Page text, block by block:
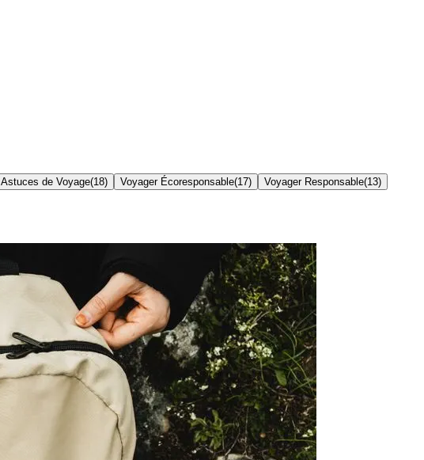
Astuces de Voyage(18) Voyager Écoresponsable(17) Voyager Responsable(13)